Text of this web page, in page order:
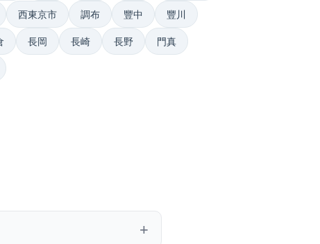
西東京市 調布 豐中 豐川
長岡 長崎 長野 門真